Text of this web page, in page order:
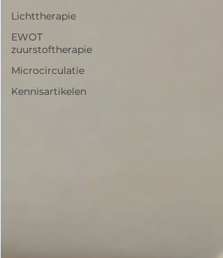
Lichttherapie
EWOT
zuurstoftherapie
Microcirculatie
Kennisartikelen